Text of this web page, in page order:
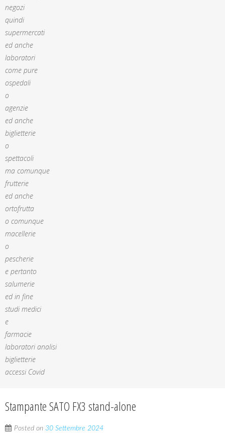
negozi
quindi
supermercati
ed anche
laboratori
come pure
ospedali
o
agenzie
ed anche
biglietterie
o
spettacoli
ma comunque
frutterie
ed anche
ortofrutta
o comunque
macellerie
o
pescherie
e pertanto
salumerie
ed in fine
studi medici
e
farmacie
laboratori analisi
biglietterie
accessi Covid
Stampante SATO FX3 stand-alone
Posted on 30 Settembre 2024